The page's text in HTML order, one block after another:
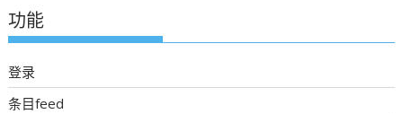
新
聞
功能
登录
条目feed